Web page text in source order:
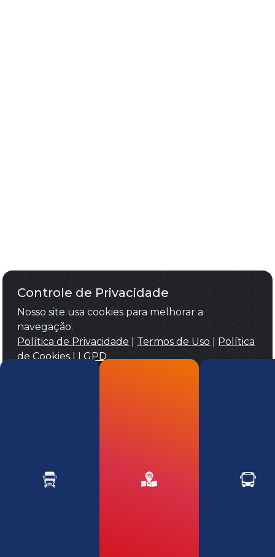
Controle de Privacidade
Nosso site usa cookies para melhorar a
navegação.
Política de Privacidade
Termos de Uso
Política
de Cookies|LGPD